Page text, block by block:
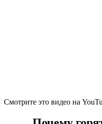
Смотрите это видео на